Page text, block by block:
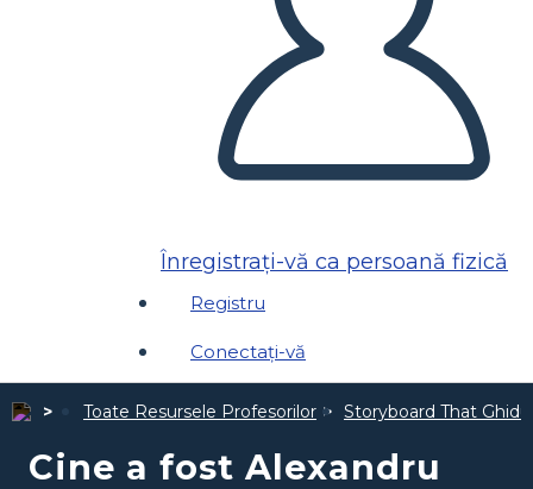
Înregistrați-vă ca persoană fizică
Registru
Conectați-vă
Toate Resursele Profesorilor Storyboard That
Cine a fost Alexandru